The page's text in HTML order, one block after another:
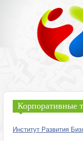
Корпоративные
Институт Развития